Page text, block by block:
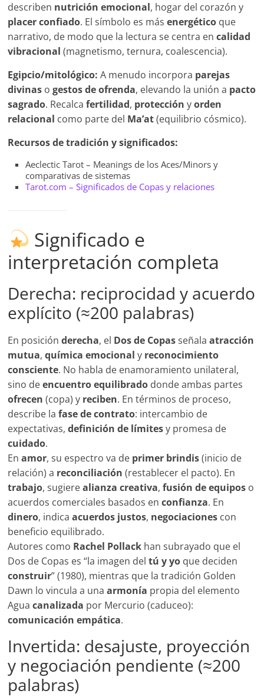
describen nutrición emocional, hogar del corazón y
placer confiado. El símbolo es másenergético que
narrativo, de modo que la lectura se centra encalidad
vibracional (magnetismo, ternura, coalescencia).
Egipcio/mitológico: A menudo incorpora parejas
divinas ogestos de ofrenda, elevando la unión a pacto
sagrado. Recalcafertilidad, protección yorden
relacional como parte del Ma’at(equilibrio cósmico).
Recursos de tradición y significados:
Aeclectic Tarot – Meanings de los Aces/Minors y
comparativas de sistemas
Tarot.com – Significados de Copas y relaciones
Significado e
interpretación completa
Derecha: reciprocidad y acuerdo
explícito (≈200 palabras)
En posiciónderecha, el Dos de Copasseñalaatracción
mutua,química emocional y reconocimiento
consciente. No habla de enamoramiento unilateral,
sino deencuentro equilibrado donde ambas partes
ofrecen (copa) y reciben. En términos de proceso,
describe lafase de contrato: intercambio de
expectativas,definición de límitesy promesa de
cuidado.
Enamor, su espectro va de primer brindis(inicio de
relación) a reconciliación (restablecer el pacto). En
trabajo, sugierealianza creativa,fusión de equipos o
acuerdos comerciales basados enconfianza. En
dinero, indicaacuerdos justos, negociaciones con
beneficio equilibrado.
Autores como Rachel Pollack han subrayado que el
Dos de Copas es “la imagen deltú y yo que deciden
construir” (1980), mientras que la tradición Golden
Dawn lo vincula a unaarmonía propia del elemento
Aguacanalizada por Mercurio (caduceo):
comunicación empática.
Invertida: desajuste, proyección
y negociación pendiente (≈200
palabras)